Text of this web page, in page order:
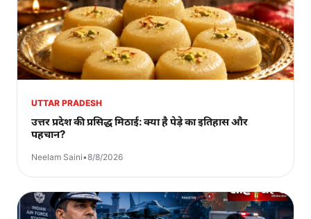
UTTAR PRADESH
उत्तर प्रदेश की प्रसिद्ध मिठाई: क्या है पेड़े का इतिहास और
पहचान?
Neelam Saini•8/8/2026